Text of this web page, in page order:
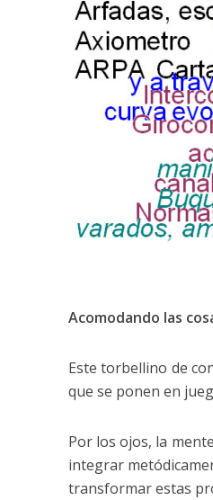
Acomodando las
Este torbellino de
que se ponen en
Por los ojos, la
integrar
transformar estas